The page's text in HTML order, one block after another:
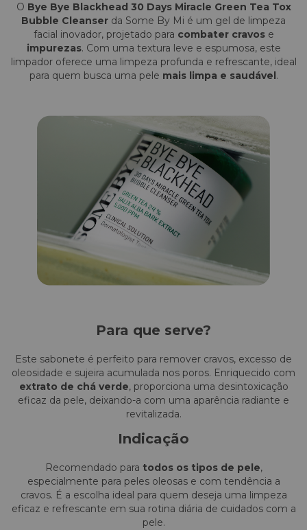
O Bye Bye Blackhead 30 Days Miracle Green Tea Tox
Bubble Cleanser da Some By Mi é um gel de limpeza
facial inovador, projetado para combater cravose
impurezas. Com uma textura leve e espumosa, este
limpador oferece uma limpeza profunda e refrescante, ideal
para quem busca uma pele mais limpa e saudável.
Para que serve?
Este sabonete é perfeito para remover cravos, excesso de
oleosidade e sujeira acumulada nos poros. Enriquecido com
extrato de chá verde, proporciona uma desintoxicação
eficaz da pele, deixando-a com uma aparência radiante e
revitalizada.
Indicação
Recomendado para todos os tipos de pele,
especialmente para peles oleosas e com tendência a
cravos. É a escolha ideal para quem deseja uma limpeza
eficaz e refrescante em sua rotina diária de cuidados com a
pele.